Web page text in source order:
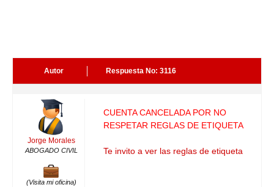
Autor Respuesta No: 3116
Jorge Morales
ABOGADO CIVIL
(Visita mi oficina)
CUENTA CANCELADA POR NO
RESPETAR REGLAS DE ETIQUETA
Te invito a ver las reglas de etiqueta